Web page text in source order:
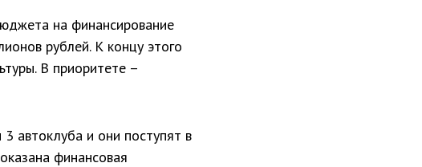
на финансирование
рублей. К концу этого
В приоритете –
автоклуба и они поступят в
финансовая